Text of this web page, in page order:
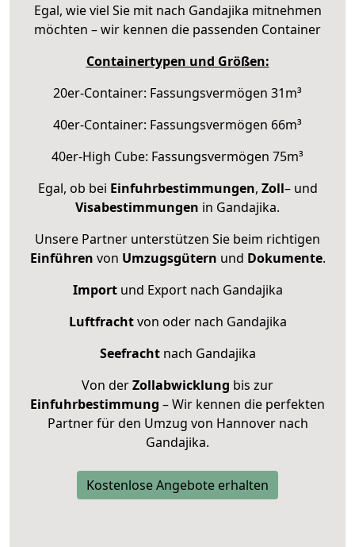
Egal, wie viel Sie mit nach Gandajika mitnehmen
möchten – wir kennen die passenden Container
Containertypen und Größen:
20er-Container: Fassungsvermögen 31m³
40er-Container: Fassungsvermögen 66m³
40er-High Cube: Fassungsvermögen 75m³
Egal, ob bei Einfuhrbestimmungen, Zoll– und
Visabestimmungen in Gandajika.
Unsere Partner unterstützen Sie beim richtigen
Einführen von Umzugsgütern und Dokumente.
Importund Export nach Gandajika
Luftfrachtvon oder nach Gandajika
Seefrachtnach Gandajika
Von derZollabwicklung bis zur
Einfuhrbestimmung – Wir kennen die perfekten
Partner für den Umzug von Hannover nach
Gandajika.
Kostenlose Angebote erhalten